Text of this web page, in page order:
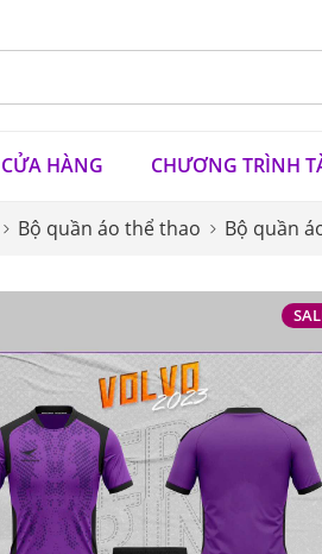
CỬA HÀNG CHƯƠNG TRÌNH
Bộ quần áo thể thao Bộ quần